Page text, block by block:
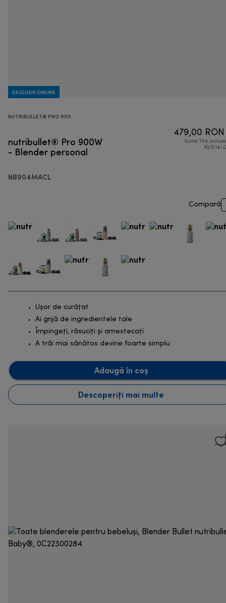
EXCLUSIV ONLINE
NUTRIBULLET® PRO 900
nutribullet® Pro 900W
- Blender personal
NB904MACL
479,00 RON
Sumă TVA
83,13 lei
Compară
Ușor de curățat
Ai grijă de ingredientele tale
Împingeți, răsuciți și amestecați
A trăi mai sănătos devine foarte simplu
Adaugă în coș
Descoperiți mai multe